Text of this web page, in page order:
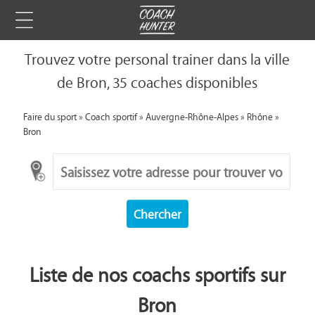
Trouvez votre personal trainer dans la ville
de Bron, 35 coaches disponibles
Faire du sport»Coach sportif»Auvergne-Rhône-Alpes»Rhône»
Bron
Chercher
Liste de nos coachs sportifs sur
Bron